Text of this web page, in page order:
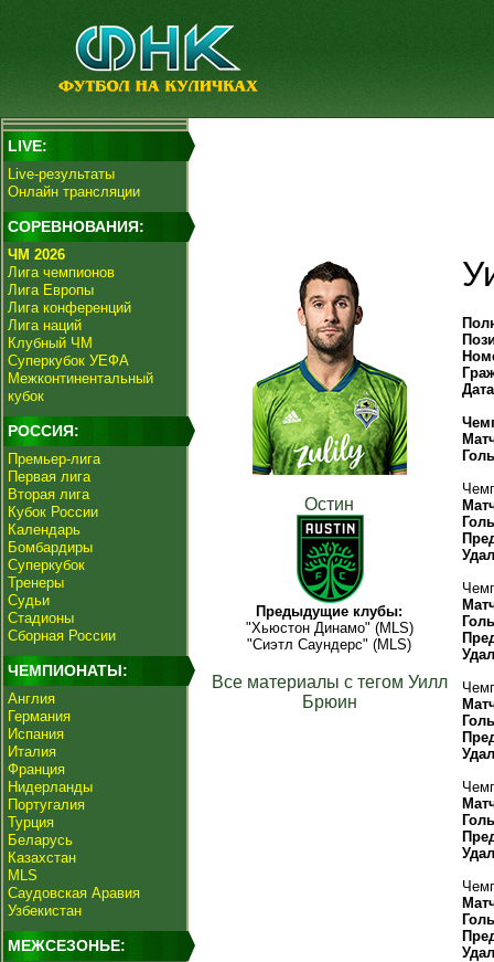
LIVE:
Live-результаты
Онлайн трансляции
СОРЕВНОВАНИЯ:
ЧМ 2026
Лига чемпионов
Лига Европы
Лига конференций
Лига наций
Клубный ЧМ
Суперкубок УЕФА
Межконтинентальный
кубок
РОССИЯ:
Премьер-лига
Первая лига
Вторая лига
Кубок России
Календарь
Бомбардиры
Суперкубок
Тренеры
Судьи
Стадионы
Сборная России
ЧЕМПИОНАТЫ:
Англия
Германия
Испания
Италия
Франция
Нидерланды
Португалия
Турция
Беларусь
Казахстан
MLS
Саудовская Аравия
Узбекистан
МЕЖСЕЗОНЬЕ:
Остин
Предыдущие клубы:
"Хьюстон Динамо" (MLS)
"Сиэтл Саундерс" (MLS)
Все материалы с тегом Уилл
Брюин